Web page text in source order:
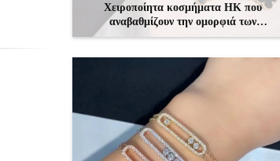
Χειροποίητα κοσμήματα HK που
αναβαθμίζουν την ομορφιά των
διαμαντιών με ασφαλείς ρυθμίσεις.